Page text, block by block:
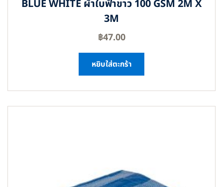
BLUE WHITE ผ้าใบฟ้าขาว 100 GSM 2M X
3M
฿47.00
หยิบใส่ตะกร้า